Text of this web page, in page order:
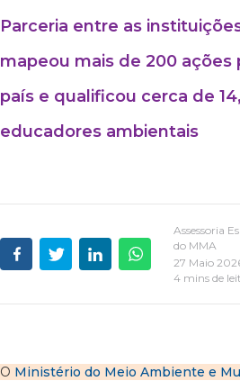
Parceria entre as
mapeou mais de 200 ações
país e qualificou cerca de
educadores ambientais
Assessoria
do MMA
27 Maio
4 mins de
O Ministério do Meio Ambiente e